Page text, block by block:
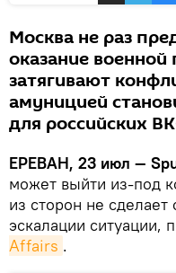
Москва не раз
оказание
затягивают
амуницией
для российских
ЕРЕВАН, 23 июл —
может выйти из-под
из сторон не
эскалации ситуации,
Affairs .